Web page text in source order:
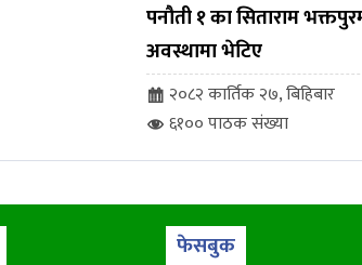
पनौती १ का सिताराम
अवस्थामा भेटिए
२०८२ कार्तिक २७, बिहिबार
६१०० पाठक संख्या
फेसबुक